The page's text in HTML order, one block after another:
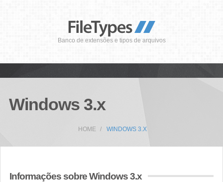
Banco de extensões e tipos de arquivos
Windows 3.x
HOME WINDOWS 3.X
Informações sobre Windows 3.x